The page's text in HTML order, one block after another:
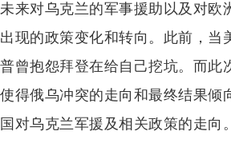
未来对乌克兰的军事援助以及对欧
出现的政策变化和转向。此前，当
普曾抱怨拜登在给自己挖坑。而此
使得俄乌冲突的走向和最终结果倾
国对乌克兰军援及相关政策的走向。